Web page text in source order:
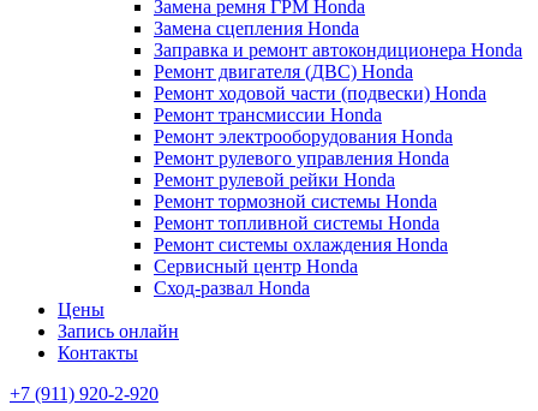
Замена ремня ГРМ Honda
Замена сцепления Honda
Заправка и ремонт автокондиционера Honda
Ремонт двигателя (ДВС) Honda
Ремонт ходовой части (подвески) Honda
Ремонт трансмиссии Honda
Ремонт электрооборудования Honda
Ремонт рулевого управления Honda
Ремонт рулевой рейки Honda
Ремонт тормозной системы Honda
Ремонт топливной системы Honda
Ремонт системы охлаждения Honda
Сервисный центр Honda
Сход-развал Honda
Цены
Запись онлайн
Контакты
+7 (911) 920-2-920